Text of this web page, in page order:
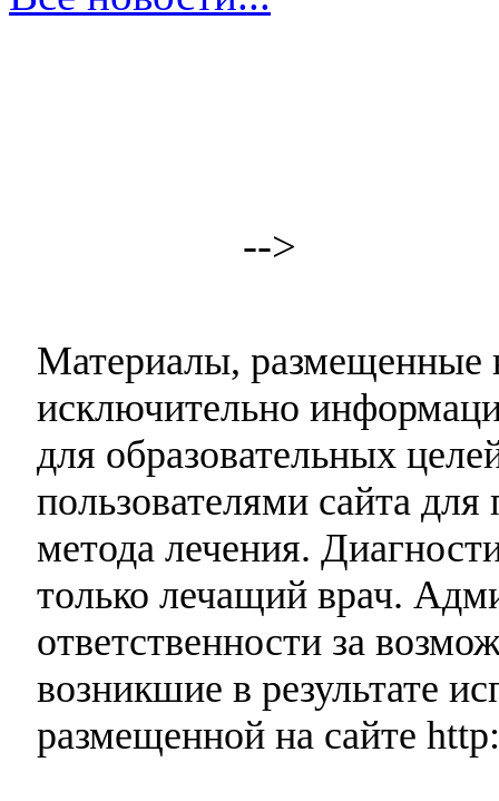
-->
Материалы, размещенные
исключительно
для образовательных
пользователями сайта
метода лечения.
только лечащий врач.
ответственности за
возникшие в результате
размещенной на сайте